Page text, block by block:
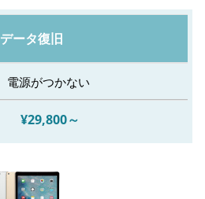
データ復旧
電源がつかない
¥29,800～